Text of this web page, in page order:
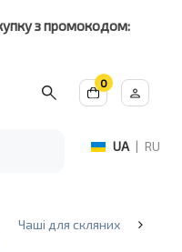
з промокодом:
0
UA | RU
Чаші для скляних